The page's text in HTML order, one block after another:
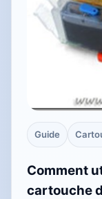
Guide
Comment
cartouche